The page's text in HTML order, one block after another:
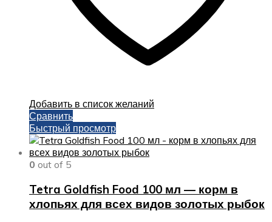
Добавить в список желаний
Сравнить
Быстрый просмотр
0 out of 5
Tetra Goldfish Food 100 мл — корм в
хлопьях для всех видов золотых рыбок